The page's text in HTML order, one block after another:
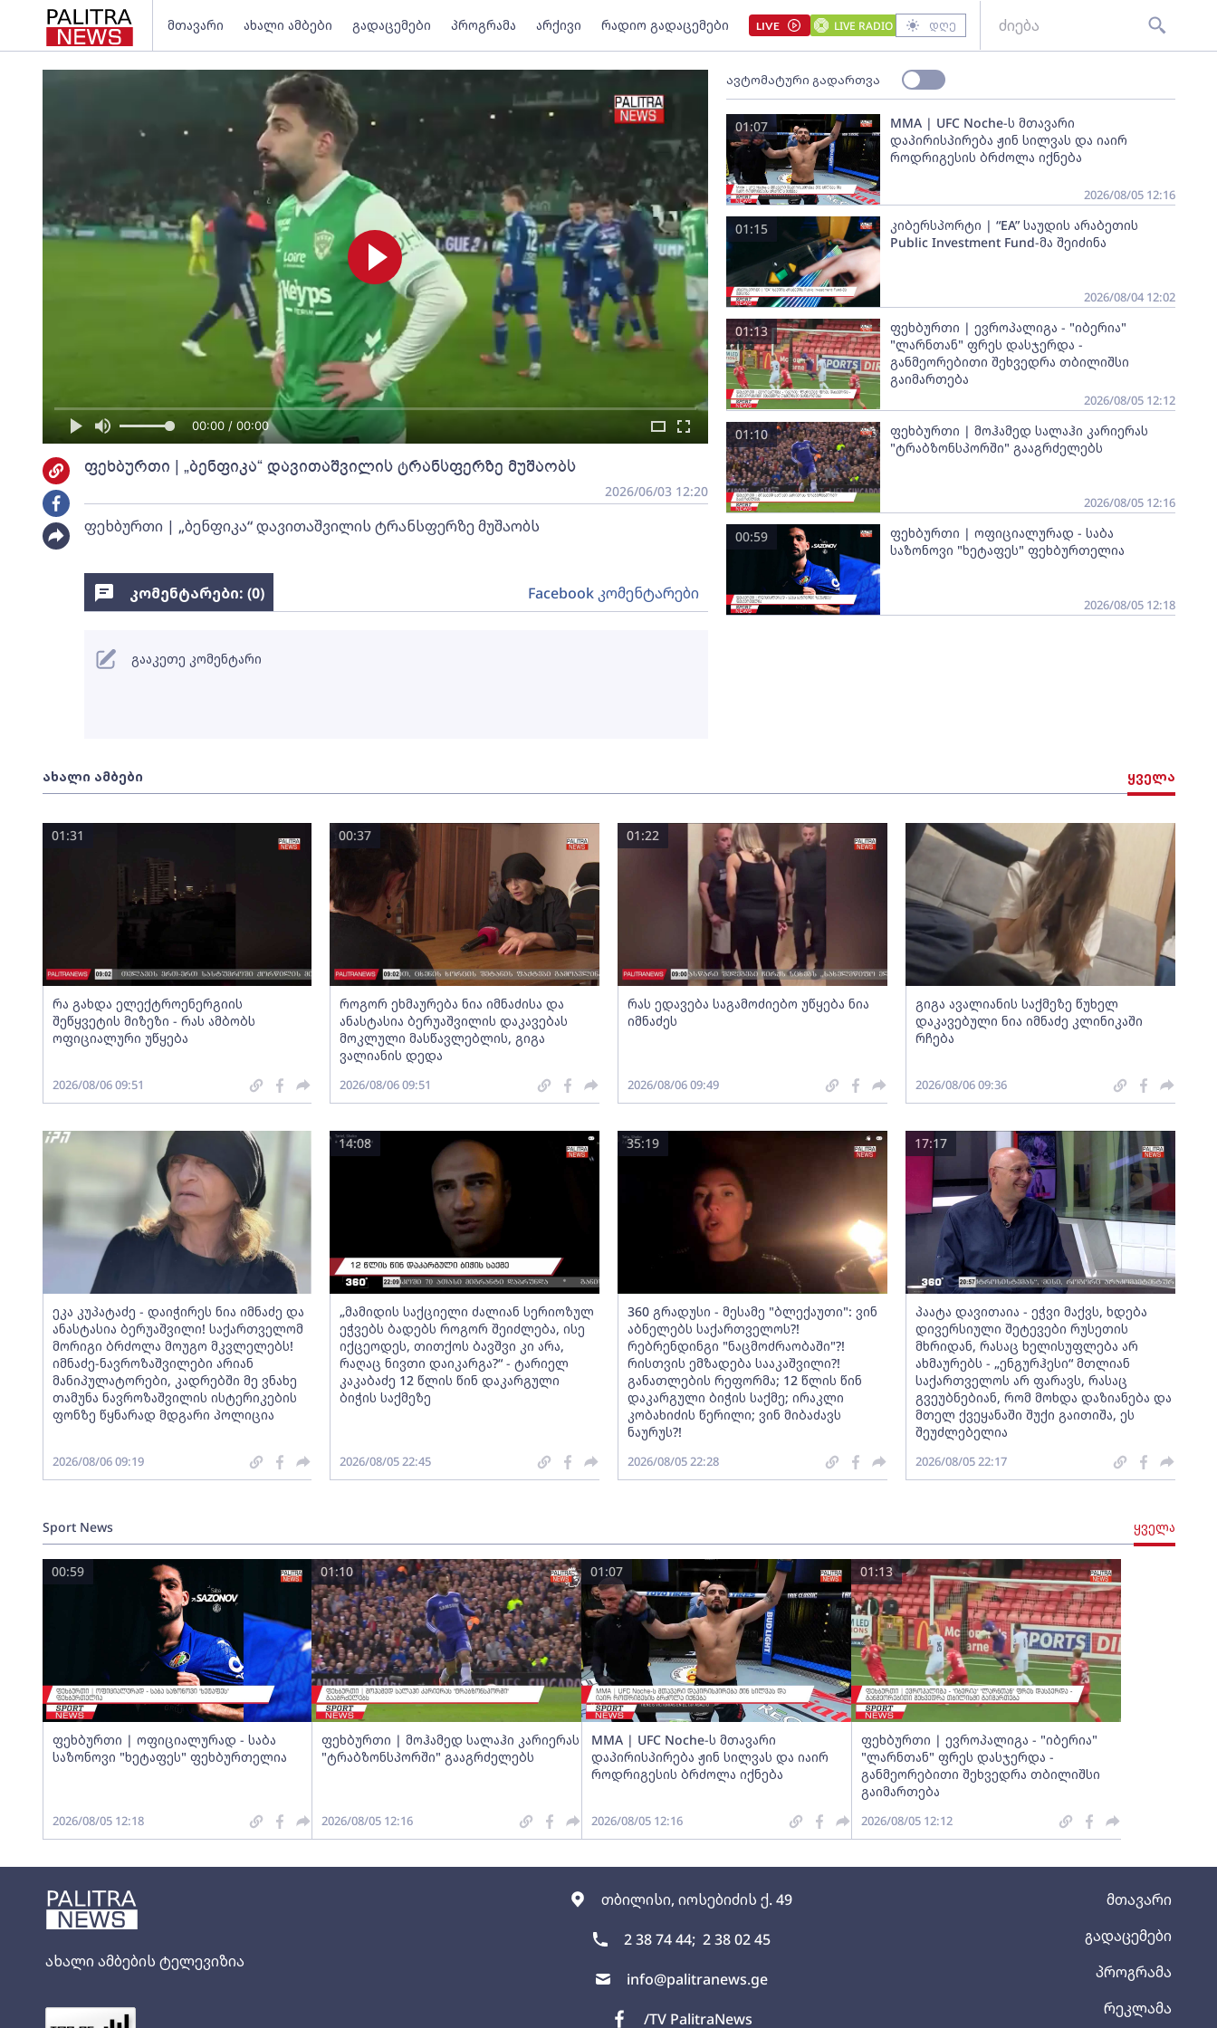
მთავარი ახალი ამბები გადაცემები პროგრამა არქივი რადიო გადაცემები LIVE LIVE RADIO დღე
ახალი ამბების ტელევიზია
თბილისი, იოსებიძის ქ. 49
2 38 74 44; 2 38 02 45
info@palitranews.ge
/TV PalitraNews
მთავარი
გადაცემები
პროგრამა
რეკლამა
00:00 / 00:00
ფეხბურთი | „ბენფიკა“ დავითაშვილის ტრანსფერზე მუშაობს
2026/06/03 12:20
ფეხბურთი | „ბენფიკა“ დავითაშვილის ტრანსფერზე მუშაობს
ავტომატური გადართვა
MMA | UFC Noche-ს მთავარი
დაპირისპირება ჟინ სილვას და იაირ
როდრიგესის ბრძოლა იქნება
01:07
2026/08/05 12:16
კიბერსპორტი | “EA” საუდის არაბეთის
Public Investment Fund-მა შეიძინა
01:15
2026/08/04 12:02
ფეხბურთი | ევროპალიგა - "იბერია"
"ლარნთან" ფრეს დასჯერდა -
განმეორებითი შეხვედრა თბილიშსი
გაიმართება
01:13
2026/08/05 12:12
ფეხბურთი | მოჰამედ სალაჰი კარიერას
"ტრაბზონსპორში" გააგრძელებს
01:10
2026/08/05 12:16
ფეხბურთი | ოფიციალურად - საბა
საზონოვი "ხეტაფეს" ფეხბურთელია
00:59
2026/08/05 12:18
ახალი ამბები ყველა
რა გახდა ელექტროენერგიის
შეწყვეტის მიზეზი - რას ამბობს
ოფიციალური უწყება
01:31
2026/08/06 09:51
როგორ ეხმაურება ნია იმნაძისა და
ანასტასია ბერუაშვილის დაკავებას
მოკლული მასწავლებლის, გიგა
ვალიანის დედა
00:37
2026/08/06 09:51
რას ედავება საგამოძიებო უწყება ნია
იმნაძეს
01:22
2026/08/06 09:49
გიგა ავალიანის საქმეზე წუხელ
დაკავებული ნია იმნაძე კლინიკაში
რჩება
2026/08/06 09:36
ეკა კუპატაძე - დაიჭირეს ნია იმნაძე და
ანასტასია ბერუაშვილი! საქართველომ
მორიგი ბრძოლა მოუგო მკვლელებს!
იმნაძე-ნავროზაშვილები არიან
მანიპულატორები, კადრებში მე ვნახე
თამუნა ნავროზაშვილის ისტერიკების
ფონზე წყნარად მდგარი პოლიცია
2026/08/06 09:19
„მამიდის საქციელი ძალიან სერიოზულ
ეჭვებს ბადებს როგორ შეიძლება, ისე
იქცეოდეს, თითქოს ბავშვი კი არა,
რაღაც ნივთი დაიკარგა?“ - ტარიელ
კაკაბაძე 12 წლის წინ დაკარგული
ბიჭის საქმეზე
14:08
2026/08/05 22:45
360 გრადუსი - მესამე "ბლექაუთი": ვინ
აბნელებს საქართველოს?!
რებრენდინგი "ნაცმოძრაობაში"?!
რისთვის ემზადება სააკაშვილი?!
განათლების რეფორმა; 12 წლის წინ
დაკარგული ბიჭის საქმე; ირაკლი
კობახიძის წერილი; ვინ მიბაძავს
ნაურუს?!
35:19
2026/08/05 22:28
პაატა დავითაია - ეჭვი მაქვს, ხდება
დივერსიული შეტევები რუსეთის
მხრიდან, რასაც ხელისუფლება არ
ახმაურებს - „ენგურჰესი“ მთლიან
საქართველოს არ ფარავს, რასაც
გვეუბნებიან, რომ მოხდა დაზიანება და
მთელ ქვეყანაში შუქი გაითიშა, ეს
შეუძლებელია
17:17
2026/08/05 22:17
Sport News ყველა
ფეხბურთი | ოფიციალურად - საბა
საზონოვი "ხეტაფეს" ფეხბურთელია
00:59
2026/08/05 12:18
ფეხბურთი | მოჰამედ სალაჰი კარიერას
"ტრაბზონსპორში" გააგრძელებს
01:10
2026/08/05 12:16
MMA | UFC Noche-ს მთავარი
დაპირისპირება ჟინ სილვას და იაირ
როდრიგესის ბრძოლა იქნება
01:07
2026/08/05 12:16
ფეხბურთი | ევროპალიგა - "იბერია"
"ლარნთან" ფრეს დასჯერდა -
განმეორებითი შეხვედრა თბილიშსი
გაიმართება
01:13
2026/08/05 12:12
კომენტარები: (0) Facebook კომენტარები
გააკეთე კომენტარი